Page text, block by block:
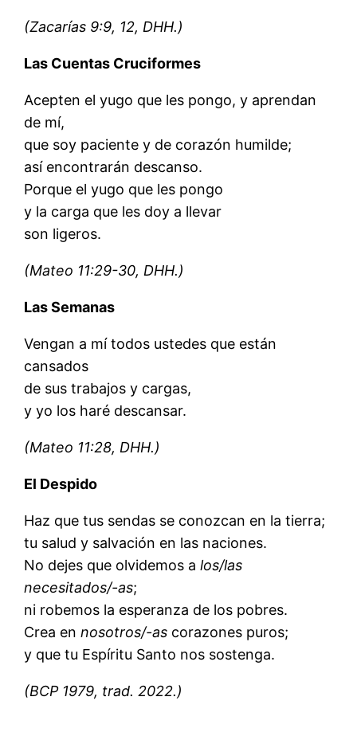
(Zacarías 9:9, 12, DHH.)
Las Cuentas Cruciformes
Acepten el yugo que les pongo, y aprendan
de mí,
que soy paciente y de corazón humilde;
así encontrarán descanso.
Porque el yugo que les pongo
y la carga que les doy a llevar
son ligeros.
(Mateo 11:29-30, DHH.)
Las Semanas
Vengan a mí todos ustedes que están
cansados
de sus trabajos y cargas,
y yo los haré descansar.
(Mateo 11:28, DHH.)
El Despido
Haz que tus sendas se conozcan en la tierra;
tu salud y salvación en las naciones.
No dejes que olvidemos alos/las
necesitados/-as;
ni robemos la esperanza de los pobres.
Crea ennosotros/-as corazones puros;
y que tu Espíritu Santo nos sostenga.
(BCP 1979, trad. 2022.)